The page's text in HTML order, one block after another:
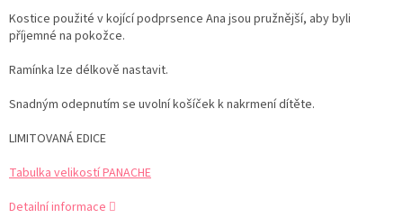
Kostice použité v kojící podprsence Ana jsou pružnější, aby byli
příjemné na pokožce.
Ramínka lze délkově nastavit.
Snadným odepnutím se uvolní košíček k nakrmení dítěte.
LIMITOVANÁ EDICE
Tabulka velikostí PANACHE
Detailní informace